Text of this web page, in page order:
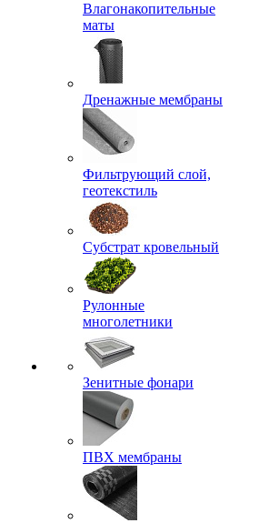
Влагонакопительные
маты
Дренажные мембраны
Фильтрующий слой,
геотекстиль
Субстрат кровельный
Рулонные
многолетники
Зенитные фонари
ПВХ мембраны